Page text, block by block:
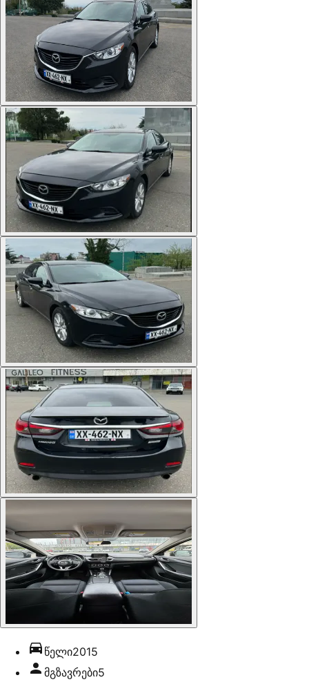
წელი2015
მგზავრები5